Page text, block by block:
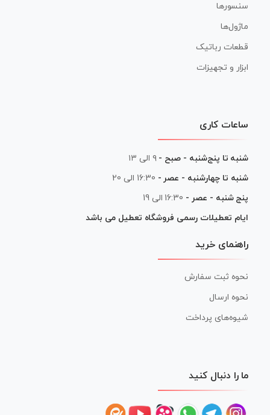
سنسورها
ماژول‌ها
قطعات رباتیک
ابزار و تجهیزات
ساعات کاری
شنبه تا پنج‌شنبه - صبح - ۹ الی ۱۳
شنبه تا چهارشنبه - عصر - 16:30 الی 20
پنج شنبه - عصر - 16:30 الی 19
ایام تعطیلات رسمی فروشگاه تعطیل می باشد
راهنمای خرید
نحوه ثبت سفارش
نحوه ارسال
شیوه‌های پرداخت
ما را دنبال کنید